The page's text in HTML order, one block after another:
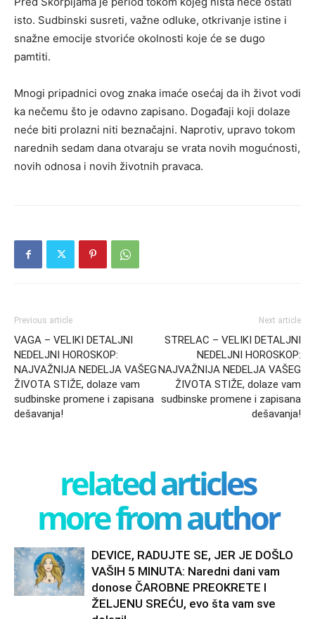
isto. Sudbinski susreti, važne odluke, otkrivanje istine i
snažne emocije stvoriće okolnosti koje će se dugo
pamtiti.
Mnogi pripadnici ovog znaka imaće osećaj da ih život vodi
ka nečemu što je odavno zapisano. Događaji koji dolaze
neće biti prolazni niti beznačajni. Naprotiv, upravo tokom
narednih sedam dana otvaraju se vrata novih mogućnosti,
novih odnosa i novih životnih pravaca.
Previous article
VAGA – VELIKI DETALJNI
NEDELJNI HOROSKOP:
NAJVAŽNIJA NEDELJA VAŠEG
ŽIVOTA STIŽE, dolaze vam
sudbinske promene i zapisana
dešavanja!
Next article
STRELAC – VELIKI DETALJNI
NEDELJNI HOROSKOP:
NAJVAŽNIJA NEDELJA VAŠEG
ŽIVOTA STIŽE, dolaze vam
sudbinske promene i zapisana
dešavanja!
related articles
more from author
DEVICE, RADUJTE SE, JER JE DOŠLO
VAŠIH 5 MINUTA: Naredni dani vam
donose ČAROBNE PREOKRETE I
ŽELJENU SREĆU, evo šta vam sve